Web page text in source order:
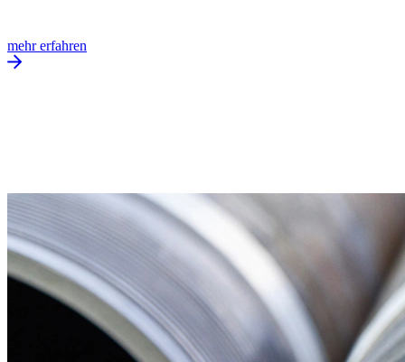
mehr erfahren